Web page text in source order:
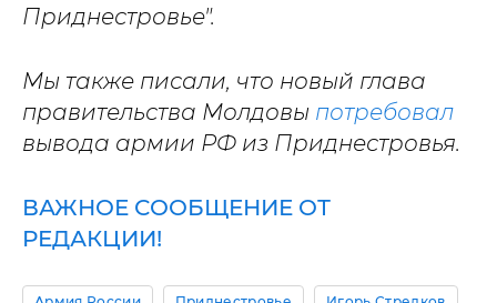
Приднестровье".
Мы также писали, что новый глава
правительства Молдовы потребовал
вывода армии РФ из Приднестровья.
ВАЖНОЕ СООБЩЕНИЕ ОТ
РЕДАКЦИИ!